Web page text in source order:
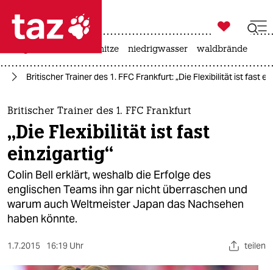
 taz zahl ich
taz zahl ich
themen
politik
öko
gesellschaft
kultur
sport

taz zahl ich
hitze niedrigwasser waldbrände
Britischer Trainer des 1. FFC Frankfurt: „Die Flexibilität ist fast
Britischer Trainer des 1. FFC Frankfurt
„Die Flexibilität ist fast
einzigartig“
Colin Bell erklärt, weshalb die Erfolge des
englischen Teams ihn gar nicht überraschen und
warum auch Weltmeister Japan das Nachsehen
haben könnte.
1.7.2015 16:19 Uhr teilen